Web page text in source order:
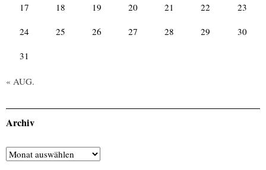
« AUG.
17 18 19 20 21 22 23
24 25 26 27 28 29 30
31
Archiv
Archiv